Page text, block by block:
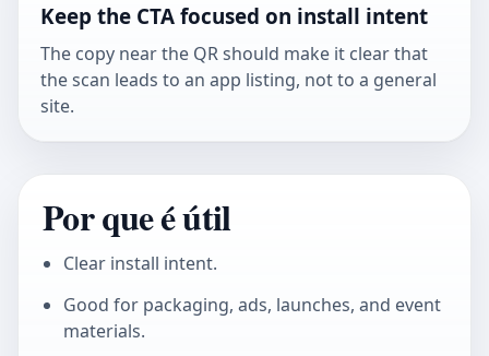
Keep the CTA focused on install intent
The copy near the QR should make it clear that
the scan leads to an app listing, not to a general
site.
Por que é útil
Clear install intent.
Good for packaging, ads, launches, and event
materials.